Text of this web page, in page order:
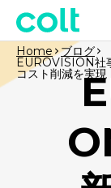
Home ブログ
EUROVISION社
コスト削減を実現